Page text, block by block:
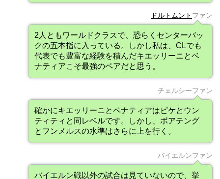
ドルトムント ファン
2人ともワールドクラスで、恐らくセンターバッ
クの五本指に入っている。しかし私は、CLでも
代表でも豊富な経験を積んだキエッリーニとベ
ナティアこそ最強のペアだと思う。
チェルシーファン
確かにキエッリーニとベナティアはピケとウン
ティティと同レベルです。しかし、ボアテング
とフンメルスの水準はさらに上を行く。
バイエルンファン
バイエルン戦以外の試合は見ていないので、挙